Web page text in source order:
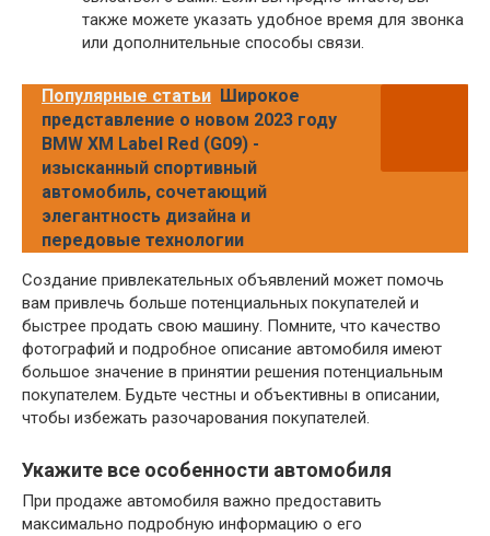
также можете указать удобное время для звонка
или дополнительные способы связи.
Популярные статьи Широкое
представление о новом 2023 году
BMW XM Label Red (G09) -
изысканный спортивный
автомобиль, сочетающий
элегантность дизайна и
передовые технологии
Создание привлекательных объявлений может помочь
вам привлечь больше потенциальных покупателей и
быстрее продать свою машину. Помните, что качество
фотографий и подробное описание автомобиля имеют
большое значение в принятии решения потенциальным
покупателем. Будьте честны и объективны в описании,
чтобы избежать разочарования покупателей.
Укажите все особенности автомобиля
При продаже автомобиля важно предоставить
максимально подробную информацию о его